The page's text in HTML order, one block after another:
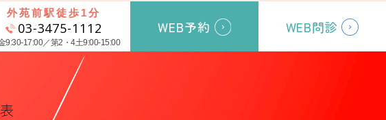
外苑前駅徒歩1分
03-3475-1112
9:30-17:00／第2・4土9:00-15:00
WEB予約 WEB問診